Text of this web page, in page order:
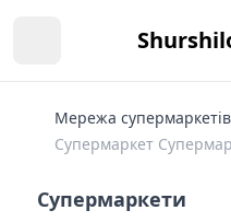
Мережа
Супермаркет
Супермаркети